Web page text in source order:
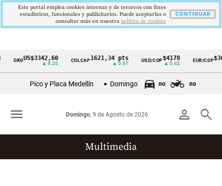
Cintillo
Colombia
OROUS$3342,60
▲ 8.20
COLCAP1621,34 pts
▲ 0.67
USD/COP$4178
▲ 0.42
EUR/COP
Pico y Placa Medellín Domingo no no
person search
Domingo, 9 de Agosto de 2026
menu
Multimedia
Este portal emplea cookies internas y de terceros con fines
estadísticos, funcionales y publicitarios. Puede aceptarlas o
consultar más en nuestra politica de cookies
CONTINUAR